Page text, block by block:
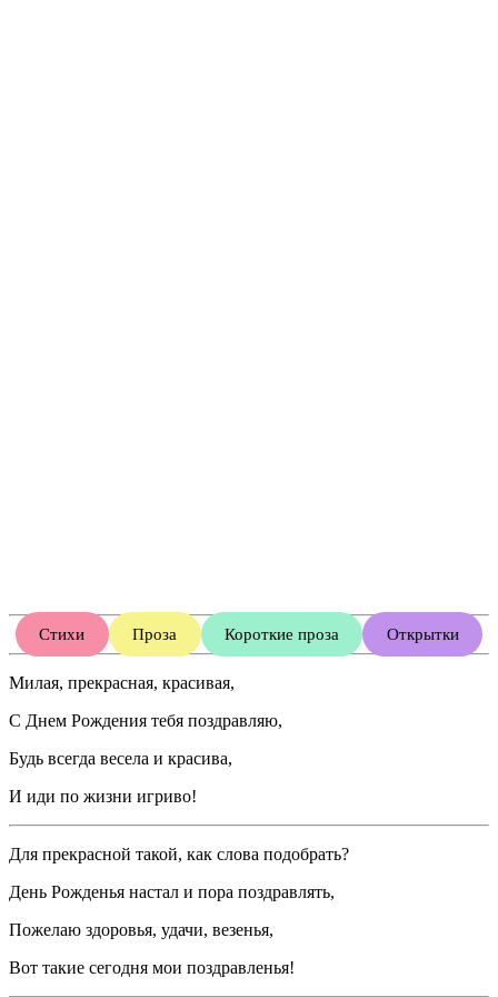
Стихи Проза Короткие проза Открытки
Милая, прекрасная, красивая,
С Днем Рождения тебя поздравляю,
Будь всегда весела и красива,
И иди по жизни игриво!
Для прекрасной такой, как слова подобрать?
День Рожденья настал и пора поздравлять,
Пожелаю здоровья, удачи, везенья,
Вот такие сегодня мои поздравленья!